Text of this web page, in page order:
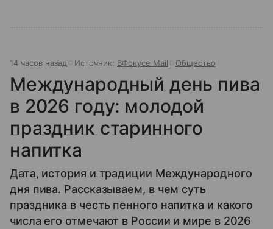
14 часов назад Источник: ВФокусе Mail Общество
Международный день пива
в 2026 году: молодой
праздник старинного
напитка
Дата, история и традиции Международного
дня пива. Рассказываем, в чем суть
праздника в честь пенного напитка и какого
числа его отмечают в России и мире в 2026